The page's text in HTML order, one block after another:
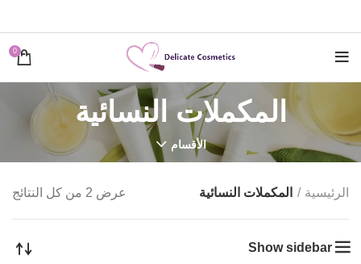
0
المكملات النسائية
الأقسام
الرئيسية المكملات النسائية عرض ⁦2⁩ من كل النتائج
Show sidebar